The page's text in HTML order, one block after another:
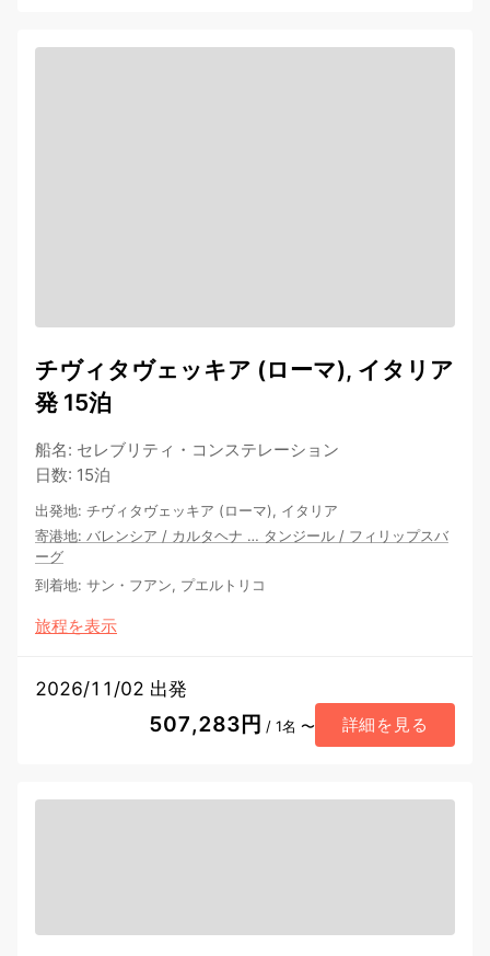
チヴィタヴェッキア (ローマ), イタリア
発 15泊
船名: セレブリティ・コンステレーション
日数: 15泊
出発地: チヴィタヴェッキア (ローマ), イタリア
寄港地: バレンシア / カルタヘナ … タンジール / フィリップスバ
ーグ
到着地: サン・フアン, プエルトリコ
旅程を表示
2026/11/02 出発
507,283円 / 1名 〜 詳細を見る